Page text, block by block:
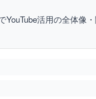
YouTube活用の全体像